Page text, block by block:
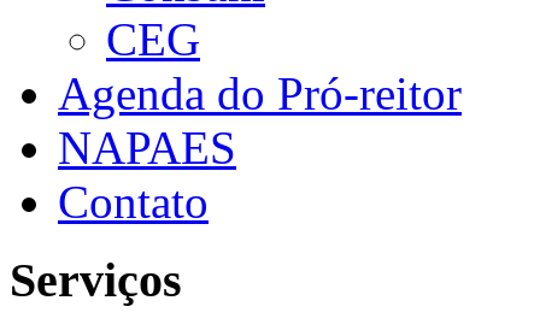
CEG
Agenda do Pró-reitor
NAPAES
Contato
Serviços